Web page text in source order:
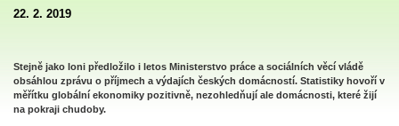
22. 2. 2019
Stejně jako loni předložilo i letos Ministerstvo práce a sociálních věcí vládě
obsáhlou zprávu o příjmech a výdajích českých domácností. Statistiky hovoří v
měřítku globální ekonomiky pozitivně, nezohledňují ale domácnosti, které žijí
na pokraji chudoby.